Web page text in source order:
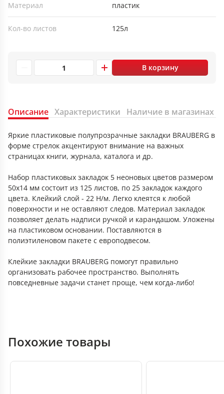
Материал пластик
Кол-во листов 125л
В корзину
Описание Характеристики Наличие в магазинах
Яркие пластиковые полупрозрачные закладки BRAUBERG в
форме стрелок акцентируют внимание на важных
страницах книги, журнала, каталога и др.
Набор пластиковых закладок 5 неоновых цветов размером
50х14 мм состоит из 125 листов, по 25 закладок каждого
цвета. Клейкий слой - 22 Н/м. Легко клеятся к любой
поверхности и не оставляют следов. Материал закладок
позволяет делать надписи ручкой и карандашом. Уложены
на пластиковом основании. Поставляются в
полиэтиленовом пакете с европодвесом.
Клейкие закладки BRAUBERG помогут правильно
организовать рабочее пространство. Выполнять
повседневные задачи станет проще, чем когда-либо!
Похожие товары